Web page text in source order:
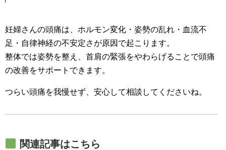
妊婦さんの頭痛は、ホルモン変化・姿勢の乱れ・血流不
足・自律神経の不安定さが原因で起こります。
整体では姿勢を整え、首肩の緊張をやわらげることで頭痛
の改善をサポートできます。
つらい頭痛を我慢せず、安心して相談してくださいね。
関連記事はこちら